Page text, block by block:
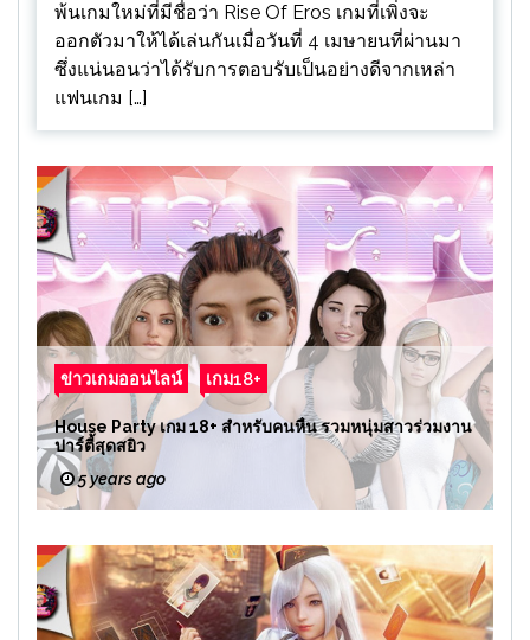
พ้นเกมใหม่ที่มีชื่อว่า Rise Of Eros เกมที่เพิ่งจะ
ออกตัวมาให้ได้เล่นกันเมื่อวันที่ 4 เมษายนที่ผ่านมา
ซึ่งแน่นอนว่าได้รับการตอบรับเป็นอย่างดีจากเหล่า
แฟนเกม […]
ข่าวเกมออนไลน์ เกม18+
House Party เกม 18+ สำหรับคนหื่น รวมหนุ่มสาวร่วมงาน
ปาร์ตี้สุดสยิว
5 years ago